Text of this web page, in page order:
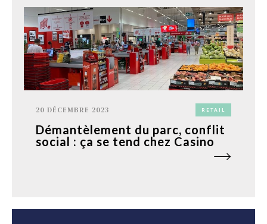
20 DÉCEMBRE 2023 RETAIL
Démantèlement du parc, conflit
social : ça se tend chez Casino